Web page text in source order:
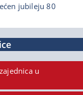
jubileju 80
u